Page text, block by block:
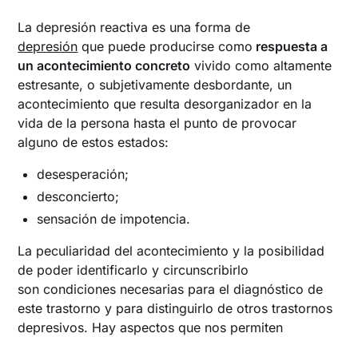
La depresión reactiva es una forma de
depresión que puede producirse como respuesta a
un acontecimiento concreto vivido como altamente
estresante, o subjetivamente desbordante, un
acontecimiento que resulta desorganizador en la
vida de la persona hasta el punto de provocar
alguno de estos estados:
desesperación;
desconcierto;
sensación de impotencia.
La peculiaridad del acontecimiento y la posibilidad
de poder identificarlo y circunscribirlo
son condiciones necesarias para el diagnóstico de
este trastorno y para distinguirlo de otros trastornos
depresivos. Hay aspectos que nos permiten